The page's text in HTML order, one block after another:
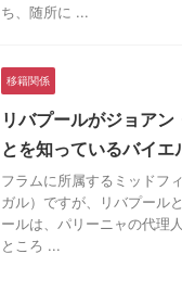
ち、随所に ...
移籍関係
リバプールがジョア
とを知っているバイエ
フラムに所属するミッドフ
ガル）ですが、リバプール
ールは、パリーニャの代理
ところ ...